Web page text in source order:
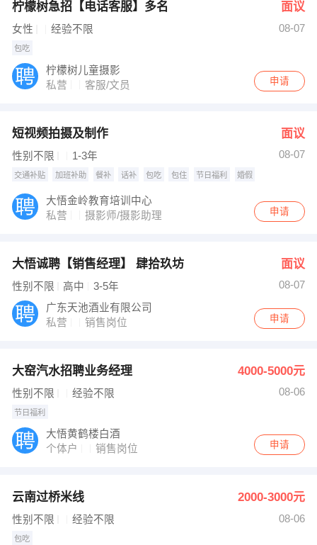
柠檬树急招【电话客服】多名 面议
女性 经验不限 08-07
包吃
柠檬树儿童摄影
私营
客服/文员 申请
短视频拍摄及制作 面议
性别不限 1-3年 08-07
交通补贴 加班补助 餐补 话补 包吃 包住 节日福利 婚假
大悟金岭教育培训中心
私营
摄影师/摄影助理 申请
大悟诚聘【销售经理】 肆拾玖坊 面议
性别不限 高中 3-5年
08-07
广东天池酒业有限公司
私营
销售岗位 申请
大窑汽水招聘业务经理 4000-5000元
性别不限 经验不限 08-06
节日福利
大悟黄鹤楼白酒
个体户
销售岗位 申请
云南过桥米线 2000-3000元
性别不限 经验不限 08-06
包吃